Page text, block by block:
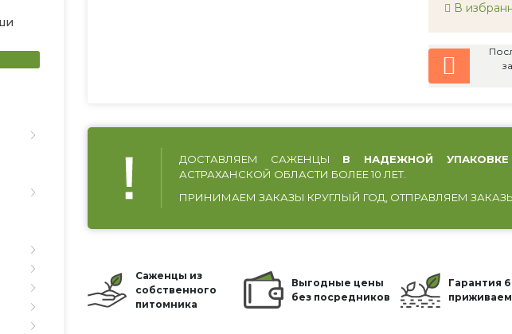
В
ДОСТАВЛЯЕМ САЖЕНЦЫ В НАДЕЖНОЙ УПАКОВКЕ
АСТРАХАНСКОЙ ОБЛАСТИ БОЛЕЕ 10 ЛЕТ.
ПРИНИМАЕМ ЗАКАЗЫ КРУГЛЫЙ ГОД, ОТПРАВЛЯЕМ
Саженцы из
собственного
питомника
Выгодные цены
без посредников
Гарантия